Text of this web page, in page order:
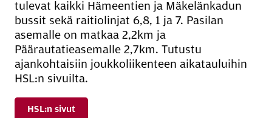
tulevat kaikki Hämeentien ja Mäkelänkadun
bussit sekä raitiolinjat 6,8, 1 ja 7. Pasilan
asemalle on matkaa 2,2km ja
Päärautatieasemalle 2,7km. Tutustu
ajankohtaisiin joukkoliikenteen aikatauluihin
HSL:n sivuilta.
HSL:n sivut